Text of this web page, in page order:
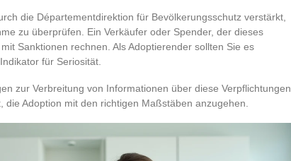
die Départementdirektion für Bevölkerungsschutz verstärkt,
zu überprüfen. Ein Verkäufer oder Spender, der dieses
Sanktionen rechnen. Als Adoptierender sollten Sie es
für Seriosität.
zur Verbreitung von Informationen über diese Verpflichtungen
die Adoption mit den richtigen Maßstäben anzugehen.